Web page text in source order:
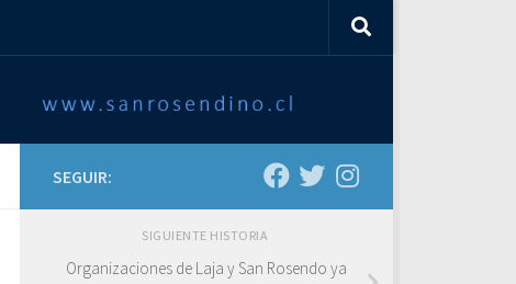
SEGUIR:
SIGUIENTE HISTORIA
Organizaciones de Laja y San Rosendo ya